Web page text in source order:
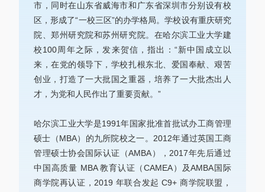
市，同时在山东省威海市和广东省深圳市分别设有校
区，形成了“一校三区”的办学格局。学校设有重庆研究
院、郑州研究院和苏州研究院。在哈尔滨工业大学建
校100周年之际，发来贺信，指出：“新中国成立以
来，在党的领导下，学校扎根东北、爱国奉献、艰苦
创业，打造了一大批国之重器，培养了一大批杰出人
才，为党和人民作出了重要贡献。”
哈尔滨工业大学是1991年国家批准首批试办工商管理
硕士（MBA）的九所院校之一。2012年通过英国工商
管理硕士协会国际认证（AMBA），2017年先后通过
中国高质量 MBA 教育认证（CAMEA）及AMBA国际
商学院再认证，2019 年联合发起 C9+ 商学院联盟，